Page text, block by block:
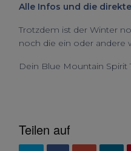
Alle Infos und die
Trotzdem ist der Winter
noch die ein oder andere
Dein Blue Mountain Spirit
Teilen auf